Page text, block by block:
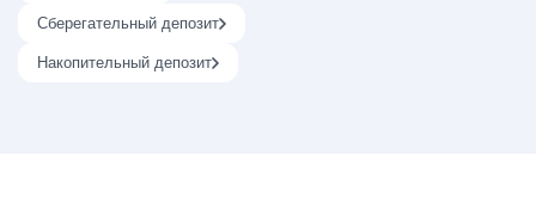
Сберегательный депозит
Накопительный депозит